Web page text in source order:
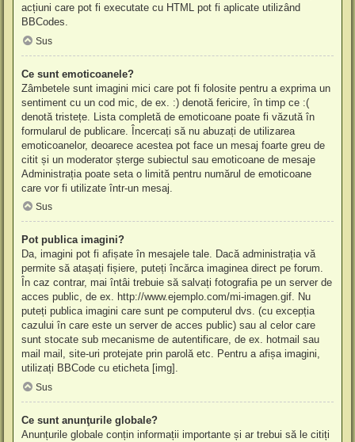
acțiuni care pot fi executate cu HTML pot fi aplicate utilizând
BBCodes.
Sus
Ce sunt emoticoanele?
Zâmbetele sunt imagini mici care pot fi folosite pentru a exprima un
sentiment cu un cod mic, de ex. :) denotă fericire, în timp ce :(
denotă tristețe. Lista completă de emoticoane poate fi văzută în
formularul de publicare. Încercați să nu abuzați de utilizarea
emoticoanelor, deoarece acestea pot face un mesaj foarte greu de
citit și un moderator șterge subiectul sau emoticoane de mesaje
Administrația poate seta o limită pentru numărul de emoticoane
care vor fi utilizate într-un mesaj.
Sus
Pot publica imagini?
Da, imagini pot fi afișate în mesajele tale. Dacă administrația vă
permite să atașați fișiere, puteți încărca imaginea direct pe forum.
În caz contrar, mai întâi trebuie să salvați fotografia pe un server de
acces public, de ex. http://www.ejemplo.com/mi-imagen.gif. Nu
puteți publica imagini care sunt pe computerul dvs. (cu excepția
cazului în care este un server de acces public) sau al celor care
sunt stocate sub mecanisme de autentificare, de ex. hotmail sau
mail mail, site-uri protejate prin parolă etc. Pentru a afișa imagini,
utilizați BBCode cu eticheta [img].
Sus
Ce sunt anunţurile globale?
Anunțurile globale conțin informații importante și ar trebui să le citiți